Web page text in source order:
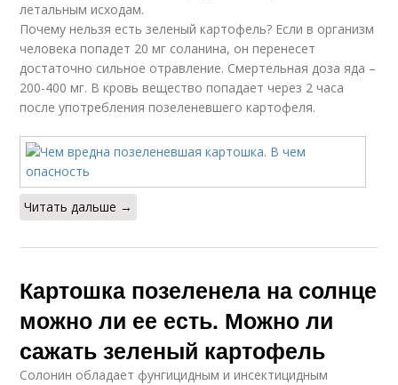
летальным исходам.
Почему нельзя есть зеленый картофель? Если в организм
человека попадет 20 мг соланина, он перенесет
достаточно сильное отравление. Смертельная доза яда –
200-400 мг. В кровь вещество попадает через 2 часа
после употребления позеленевшего картофеля.
Читать дальше →
Картошка позеленела на солнце
можно ли ее есть. Можно ли
сажать зеленый картофель
Солонин обладает фунгицидным и инсектицидным